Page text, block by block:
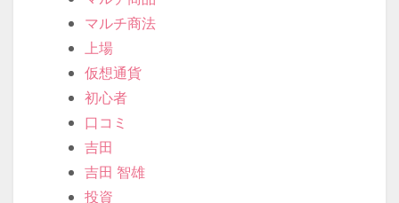
2チャン
2ちゃん
eラーニング研究所
MLM
イーラーニング研究所
シェアリングボーナス
ねずみ